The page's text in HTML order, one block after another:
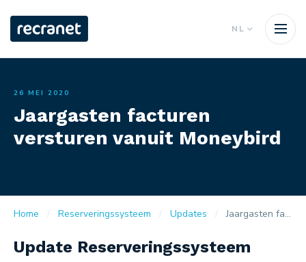
NL
26 MEI 2020
Jaargasten facturen
versturen vanuit Moneybird
Home Reserveringssysteem Updates Jaargasten facturen versturen vanuit Moneybird
Update Reserveringssysteem